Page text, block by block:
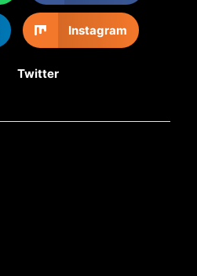
Instagram
Twitter